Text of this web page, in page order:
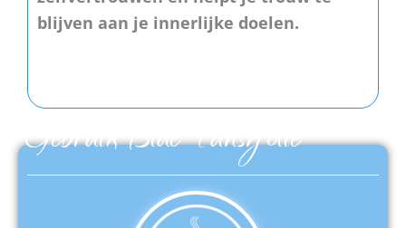
blijven aan je innerlijke doelen.
Gebruik Blue Tansy olie